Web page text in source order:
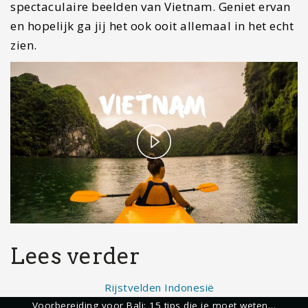
spectaculaire beelden van Vietnam. Geniet ervan
en hopelijk ga jij het ook ooit allemaal in het echt
zien.
P
l
a
V
Lees verder
Voorbereiding voor Bali: 15 tips die je moet weten…